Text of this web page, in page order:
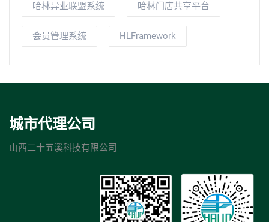
哈林异业联盟系统 哈林门店共享平台
会员管理系统 HLFramework
城市代理公司
山西二十五溪科技有限公司